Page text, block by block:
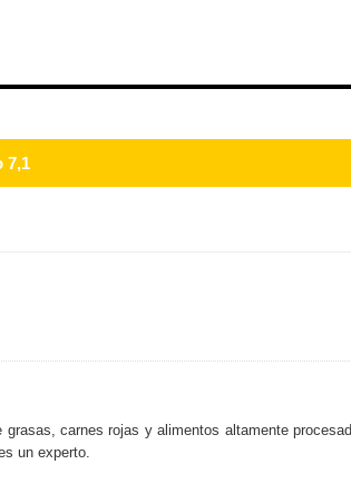
7,1
técnica para levantamientos
N. York
dama, dejó abiertos los XXV Juegos
de EEUU en menos de una semana
carnes rojas y alimentos altamente
un experto.